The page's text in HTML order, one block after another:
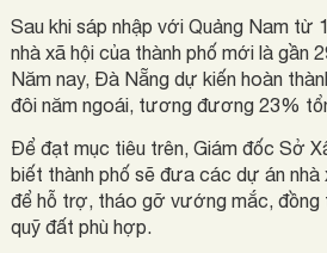
Sau khi sáp nhập với Quảng Nam từ
nhà xã hội của thành phố mới là gần
Năm nay, Đà Nẵng dự kiến hoàn
đôi năm ngoái, tương đương 23%
Để đạt mục tiêu trên, Giám đốc Sở
biết thành phố sẽ đưa các dự án nhà
để hỗ trợ, tháo gỡ vướng mắc, đồng
quỹ đất phù hợp.